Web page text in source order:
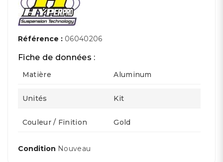
Référence : 06040206
Fiche de données :
Matière Aluminum
Unités Kit
Couleur / Finition Gold
Condition Nouveau